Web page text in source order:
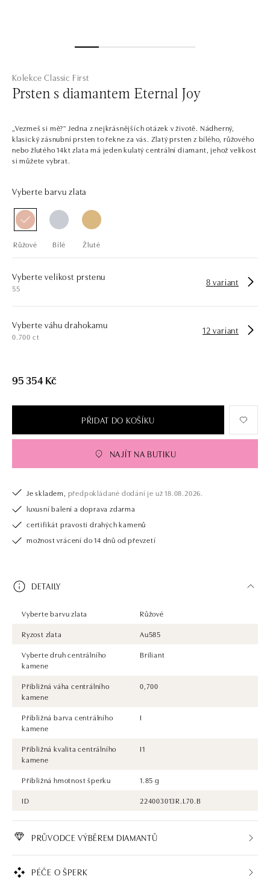
Kolekce Classic First
Prsten s diamantem Eternal Joy
„Vezmeš si mě?" Jedna z nejkrásnějších otázek v životě. Nádherný,
klasický zásnubní prsten to řekne za vás. Zlatý prsten z bílého, růžového
nebo žlutého 14kt zlata má jeden kulatý centrální diamant, jehož velikost
si můžete vybrat.
Vyberte barvu zlata
Růžové Bílé Žluté
Vyberte velikost prstenu
55
8 variant
Vyberte váhu drahokamu
0.700 ct
12 variant
95 354 Kč
PŘIDAT DO KOŠÍKU
NAJÍT NA BUTIKU
Je skladem, předpokládané dodání je už 18.08.2026.
luxusní balení a doprava zdarma
certifikát pravosti drahých kamenů
možnost vrácení do 14 dnů od převzetí
DETAILY
Vyberte barvu zlata
Růžové
Ryzost zlata
Au585
Vyberte druh centrálního
kamene
Briliant
Přibližná váha centrálního
kamene
0,700
Přibližná barva centrálního
kamene
I
Přibližná kvalita centrálního
kamene
I1
Přibližná hmotnost šperku
1.85 g
ID
224003013R.L70.B
PRŮVODCE VÝBĚREM DIAMANTŮ
PÉČE O ŠPERK